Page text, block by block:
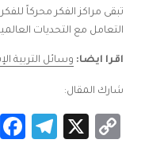
تبقى مراكز الفكر محركاً
التعامل مع التحديات
اقرا ايضا: وسائل التربية
شارك المقال:
Copy
X